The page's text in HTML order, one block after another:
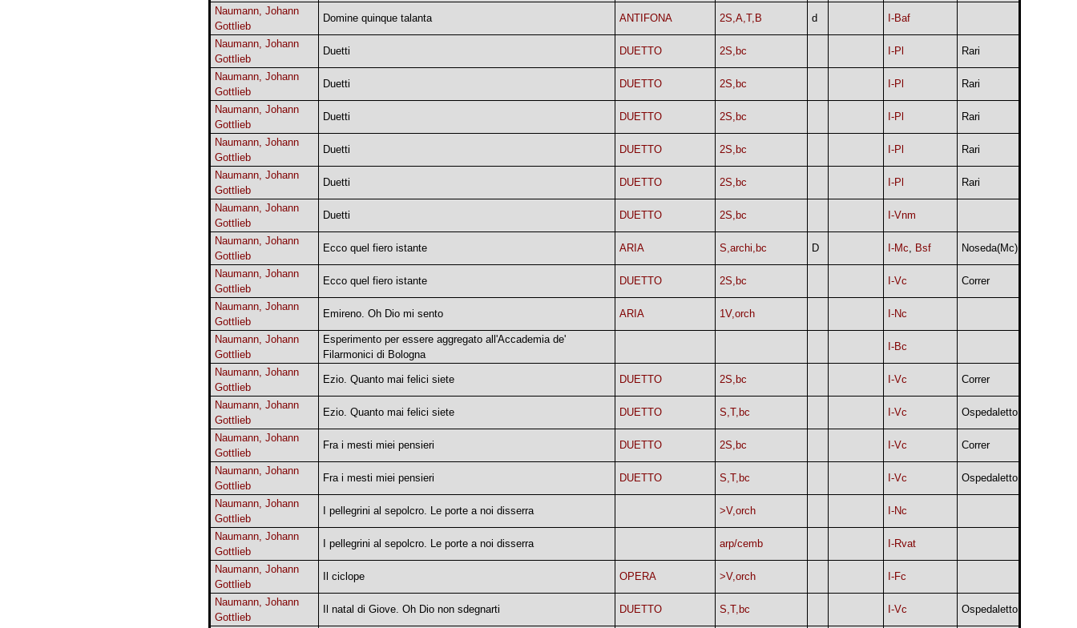
Naumann, Johann
Gottlieb
Domine quinque talanta ANTIFONA 2S,A,T,B d I-Baf
Naumann, Johann
Gottlieb
Duetti DUETTO 2S,bc I-Pl Rari
Naumann, Johann
Gottlieb
Duetti DUETTO 2S,bc I-Pl Rari
Naumann, Johann
Gottlieb
Duetti DUETTO 2S,bc I-Pl Rari
Naumann, Johann
Gottlieb
Duetti DUETTO 2S,bc I-Pl Rari
Naumann, Johann
Gottlieb
Duetti DUETTO 2S,bc I-Pl Rari
Naumann, Johann
Gottlieb
Duetti DUETTO 2S,bc I-Vnm
Naumann, Johann
Gottlieb
Ecco quel fiero istante ARIA S,archi,bc D I-Mc, Bsf Noseda(Mc)
Naumann, Johann
Gottlieb
Ecco quel fiero istante DUETTO 2S,bc I-Vc Correr
Naumann, Johann
Gottlieb
Emireno. Oh Dio mi sento ARIA 1V,orch I-Nc
Naumann, Johann
Gottlieb
Esperimento per essere aggregato all'Accademia de'
Filarmonici di Bologna
I-Bc
Naumann, Johann
Gottlieb
Ezio. Quanto mai felici siete DUETTO 2S,bc I-Vc Correr
Naumann, Johann
Gottlieb
Ezio. Quanto mai felici siete DUETTO S,T,bc I-Vc Ospedaletto
Naumann, Johann
Gottlieb
Fra i mesti miei pensieri DUETTO 2S,bc I-Vc Correr
Naumann, Johann
Gottlieb
Fra i mesti miei pensieri DUETTO S,T,bc I-Vc Ospedaletto
Naumann, Johann
Gottlieb
I pellegrini al sepolcro. Le porte a noi disserra >V,orch I-Nc
Naumann, Johann
Gottlieb
I pellegrini al sepolcro. Le porte a noi disserra arp/cemb I-Rvat
Naumann, Johann
Gottlieb
Il ciclope OPERA >V,orch I-Fc
Naumann, Johann
Gottlieb
Il natal di Giove. Oh Dio non sdegnarti DUETTO S,T,bc I-Vc Ospedaletto